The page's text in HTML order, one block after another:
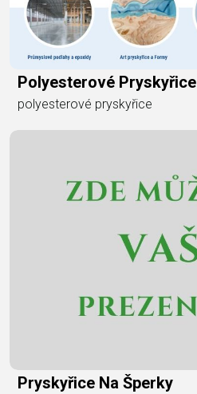
Polyesterové Pryskyřice
polyesterové pryskyřice
Pryskyřice Na Šperky